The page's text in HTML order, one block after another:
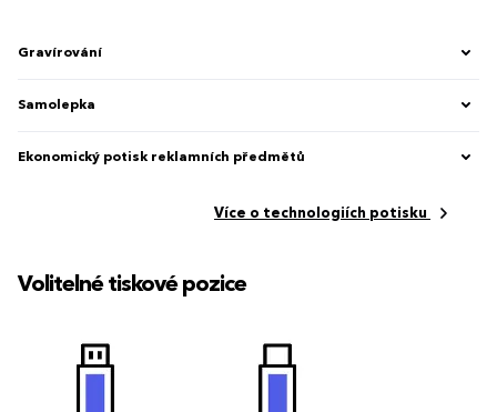
Gravírování
Samolepka
Ekonomický potisk reklamních předmětů
Více o technologiích potisku
Volitelné tiskové pozice